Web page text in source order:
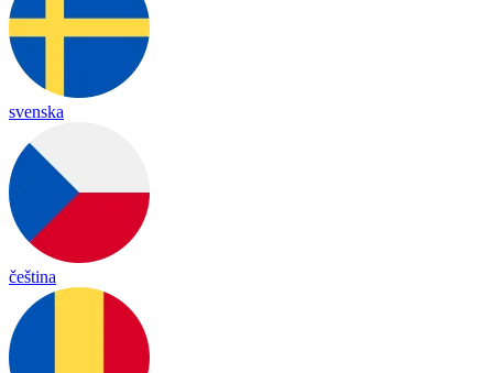
svenska
čeština